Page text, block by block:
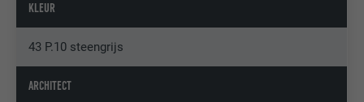
KLEUR
43 P.10 steengrijs
ARCHITECT